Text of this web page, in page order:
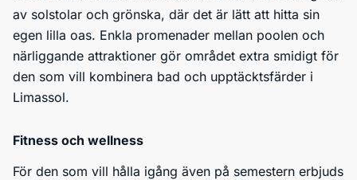
av solstolar och grönska, där det är lätt att hitta sin
egen lilla oas. Enkla promenader mellan poolen och
närliggande attraktioner gör området extra smidigt för
den som vill kombinera bad och upptäcktsfärder i
Limassol.
Fitness och wellness
För den som vill hålla igång även på semestern erbjuds